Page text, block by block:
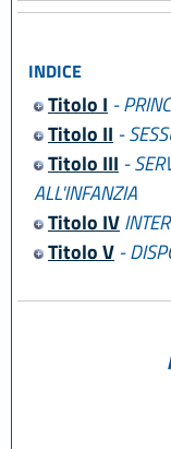
INDICE
Titolo I -
Titolo II -
Titolo III -
ALL'INFANZIA
Titolo IV
Titolo V-